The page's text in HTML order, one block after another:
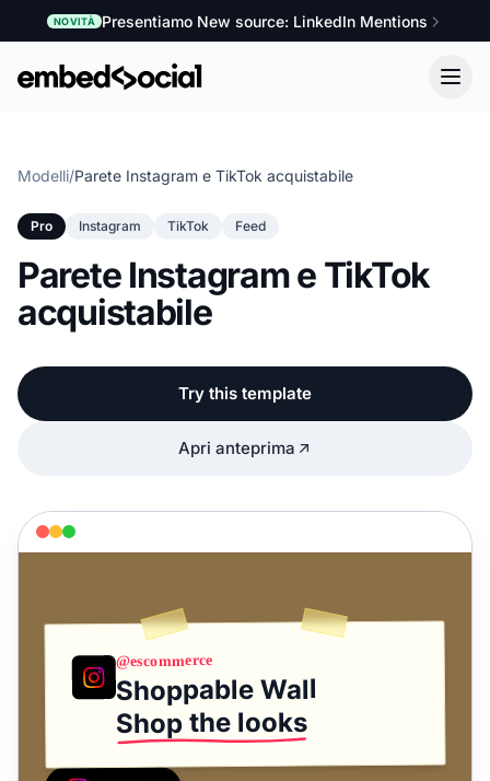
NOVITÀ Presentiamo New source: LinkedIn Mentions
Modelli/Parete Instagram e TikTok acquistabile
Pro Instagram TikTok Feed
Parete Instagram e TikTok
acquistabile
Try this template
Apri anteprima